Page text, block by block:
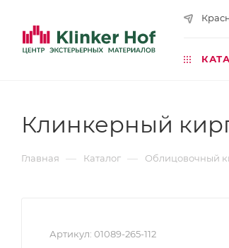
Клинкерный
Главная — Каталог — Облицовочный
Артикул: 01089-265-112